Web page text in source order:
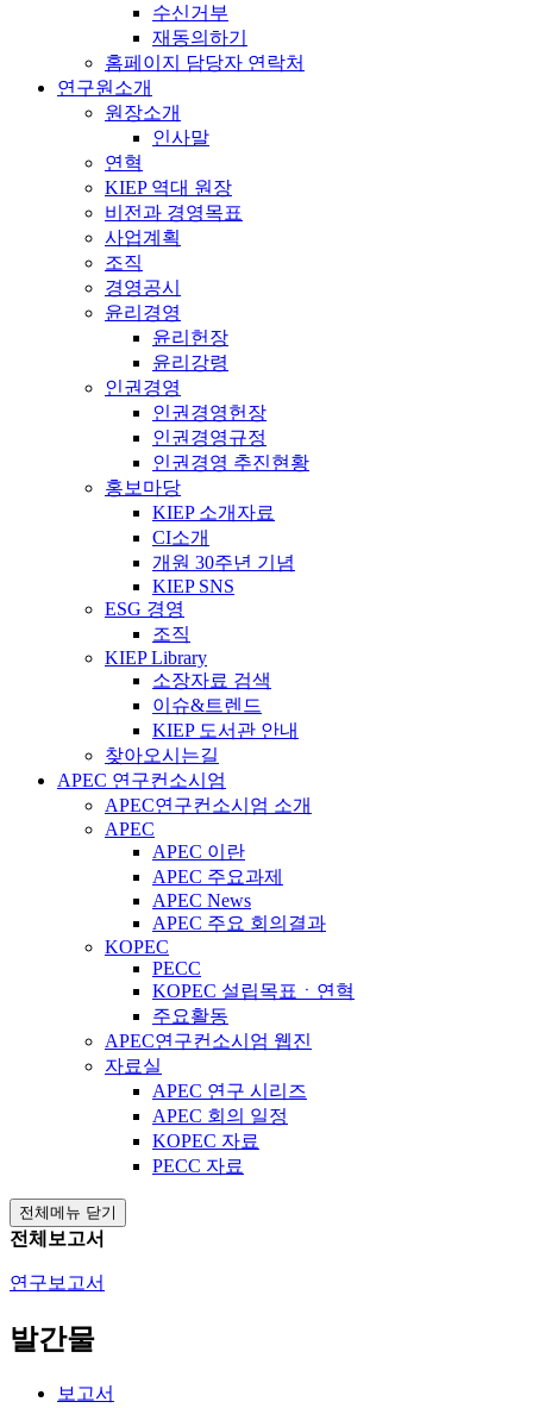
수신거부
재동의하기
홈페이지 담당자 연락처
연구원소개
원장소개
인사말
연혁
KIEP 역대 원장
비전과 경영목표
사업계획
조직
경영공시
윤리경영
윤리헌장
윤리강령
인권경영
인권경영헌장
인권경영규정
인권경영 추진현황
홍보마당
KIEP 소개자료
CI소개
개원 30주년 기념
KIEP SNS
ESG 경영
조직
KIEP Library
소장자료 검색
이슈&트렌드
KIEP 도서관 안내
찾아오시는길
APEC 연구컨소시엄
APEC연구컨소시엄 소개
APEC
APEC 이란
APEC 주요과제
APEC News
APEC 주요 회의결과
KOPEC
PECC
KOPEC 설립목표ㆍ연혁
주요활동
APEC연구컨소시엄 웹진
자료실
APEC 연구 시리즈
APEC 회의 일정
KOPEC 자료
PECC 자료
전체메뉴 닫기
전체보고서
연구보고서
발간물
보고서